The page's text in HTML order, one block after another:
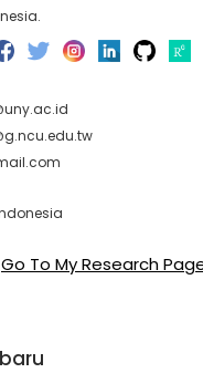
Go To My Research